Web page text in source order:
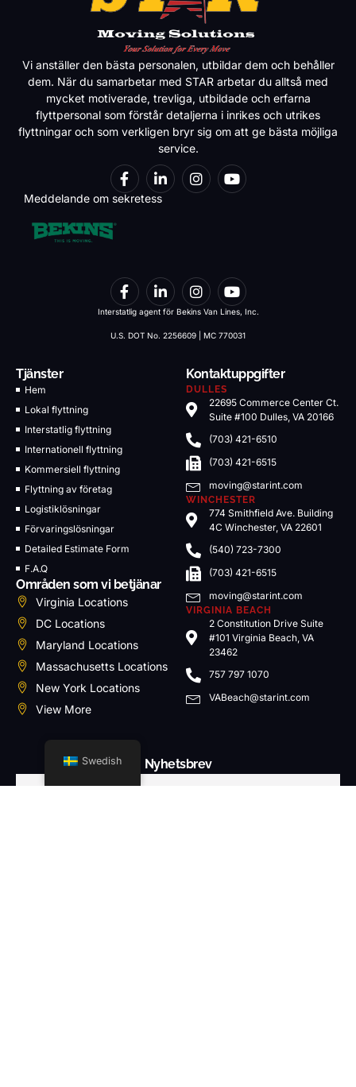
Vi anställer den bästa personalen, utbildar dem och behåller
dem. När du samarbetar med STAR arbetar du alltså med
mycket motiverade, trevliga, utbildade och erfarna
flyttpersonal som förstår detaljerna i inrikes och utrikes
flyttningar och som verkligen bryr sig om att ge bästa möjliga
service.
Meddelande om sekretess
Interstatlig agent för Bekins Van Lines, Inc.
U.S. DOT No. 2256609 | MC 770031
Tjänster
Hem
Lokal flyttning
Interstatlig flyttning
Internationell flyttning
Kommersiell flyttning
Flyttning av företag
Logistiklösningar
Förvaringslösningar
Detailed Estimate Form
F.A.Q
Områden som vi betjänar
Virginia Locations
DC Locations
Maryland Locations
Massachusetts Locations
New York Locations
View More
Kontaktuppgifter
DULLES
22695 Commerce Center Ct.
Suite #100 Dulles, VA 20166
(703) 421-6510
(703) 421-6515
moving@starint.com
WINCHESTER
774 Smithfield Ave. Building
4C Winchester, VA 22601
(540) 723-7300
(703) 421-6515
moving@starint.com
VIRGINIA BEACH
2 Constitution Drive Suite
#101 Virginia Beach, VA
23462
757 797 1070
VABeach@starint.com
Nyhetsbrev
Swedish